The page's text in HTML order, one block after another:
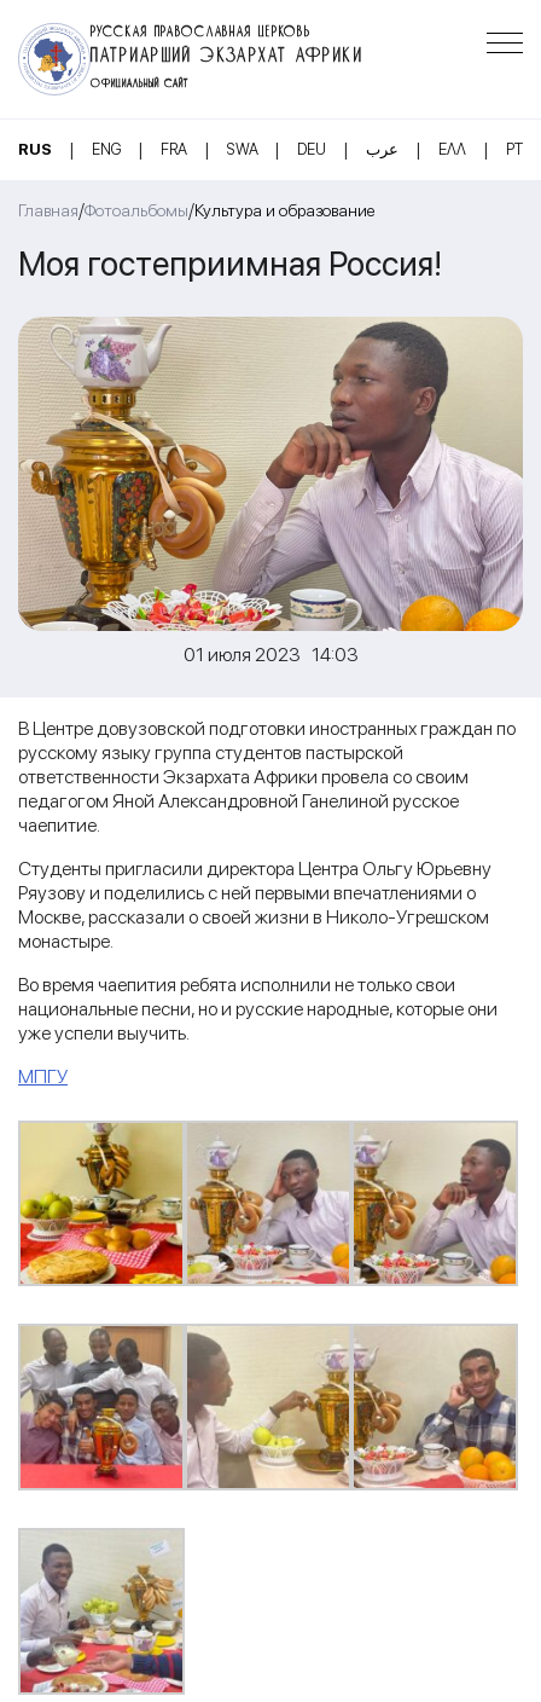
РУССКАЯ ПРАВОСЛАВНАЯ ЦЕРКОВЬ
ПАТРИАРШИЙ ЭКЗАРХАТ АФРИКИ
ОФИЦИАЛЬНЫЙ САЙТ
RUS | ENG | FRA | SWA | DEU | عرب | ΕΛΛ | PT
Главная/Фотоальбомы/Культура и образование
Моя гостеприимная Россия!
01 июля 2023 14:03
В Центре довузовской подготовки иностранных граждан по
русскому языку группа студентов пастырской
ответственности Экзархата Африки провела со своим
педагогом Яной Александровной Ганелиной русское
чаепитие.
Студенты пригласили директора Центра Ольгу Юрьевну
Ряузову и поделились с ней первыми впечатлениями о
Москве, рассказали о своей жизни в Николо-Угрешском
монастыре.
Во время чаепития ребята исполнили не только свои
национальные песни, но и русские народные, которые они
уже успели выучить.
МПГУ